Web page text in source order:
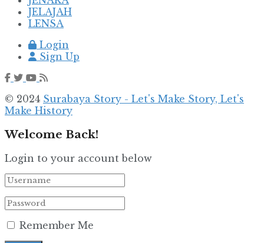
JELAJAH
LENSA
Login
Sign Up
© 2024 Surabaya Story - Let's Make Story, Let's
Make History
Welcome Back!
Login to your account below
Remember Me